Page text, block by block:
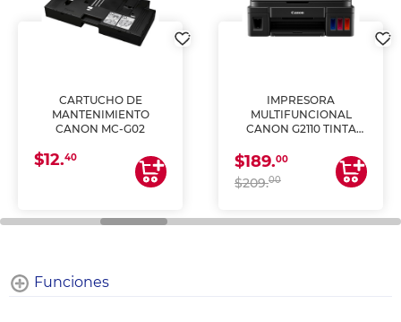
CARTUCHO DE
MANTENIMIENTO
CANON MC-G02
$12.40
IMPRESORA
MULTIFUNCIONAL
CANON G2110 TINTA
$189.00
$209.00
Funciones